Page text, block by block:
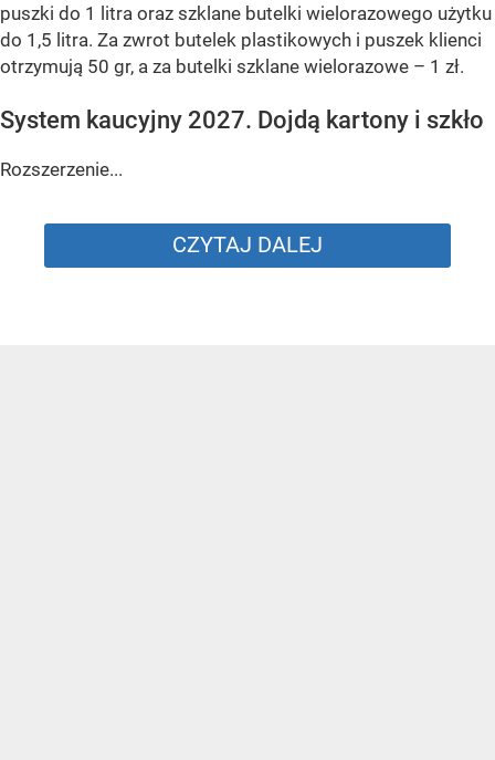
puszki do 1 litra oraz szklane butelki wielorazowego użytku
do 1,5 litra. Za zwrot butelek plastikowych i puszek klienci
otrzymują 50 gr, a za butelki szklane wielorazowe – 1 zł.
System kaucyjny 2027. Dojdą kartony i szkło
Rozszerzenie...
CZYTAJ DALEJ